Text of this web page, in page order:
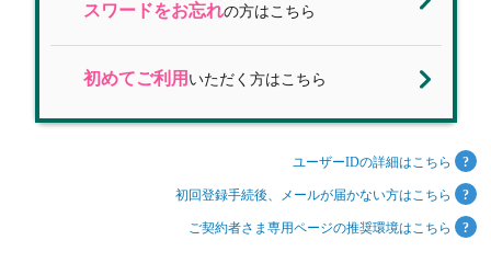
スワードをお忘れの方はこちら
初めてご利用 いただく方はこちら
ユーザーIDの詳細はこちら
初回登録手続後、メールが届かない方はこちら
ご契約者さま専用ページの推奨環境はこちら